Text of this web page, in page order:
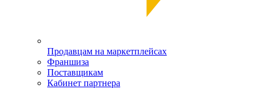
Продавцам на маркетплейсах
Франшиза
Поставщикам
Кабинет партнера